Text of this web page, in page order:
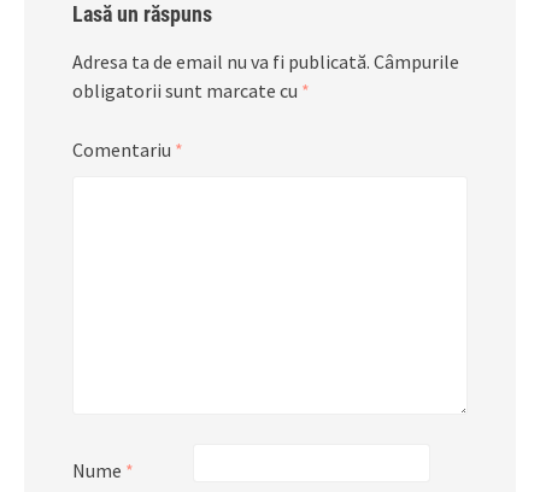
Lasă un răspuns
Adresa ta de email nu va fi publicată. Câmpurile
obligatorii sunt marcate cu *
Comentariu *
Nume *